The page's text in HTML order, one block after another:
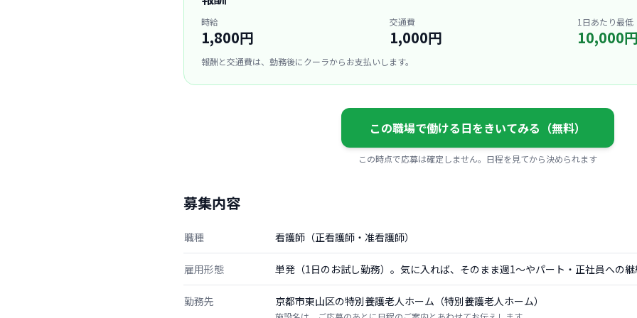
時給
1,800円
交通費
1,000円
1日あたり最低
10,000円
報酬と交通費は、勤務後にクーラからお支払いします。
この職場で働ける日をきいてみる（無料）
この時点で応募は確定しません。日程を見てから決められます
募集内容
職種 看護師（正看護師・准看護師）
雇用形態 単発（1日のお試し勤務）。気に入れば、そのまま週1〜やパート・正社員への継
勤務先 京都市東山区の特別養護老人ホーム（特別養護老人ホーム）